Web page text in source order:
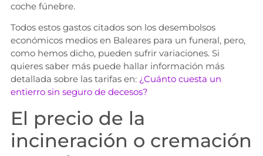
coche fúnebre.
Todos estos gastos citados son los desembolsos
económicos medios en Baleares para un funeral, pero,
como hemos dicho, pueden sufrir variaciones. Si
quieres saber más puede hallar información más
detallada sobre las tarifas en: ¿Cuánto cuesta un
entierro sin seguro de decesos?
El precio de la
incineración o cremación